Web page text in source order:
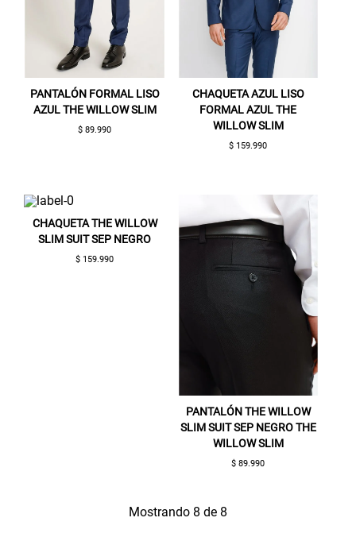
PANTALÓN FORMAL LISO
AZUL THE WILLOW SLIM
$ 89.990
CHAQUETA AZUL LISO
FORMAL AZUL THE
WILLOW SLIM
$ 159.990
CHAQUETA THE WILLOW
SLIM SUIT SEP NEGRO
$ 159.990
PANTALÓN THE WILLOW
SLIM SUIT SEP NEGRO THE
WILLOW SLIM
$ 89.990
Mostrando 8 de 8
Gracias por inscribirte!
Aquí esta tu cupón, usalo en tu siguiente
compra. Valido por 72 hrs.